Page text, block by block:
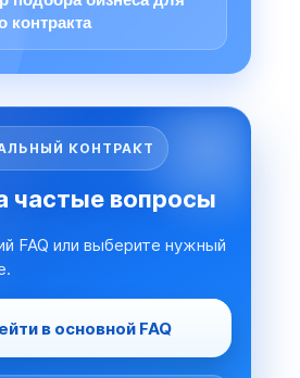
контракта
КОНТРАКТ
частые вопросы
FAQ или выберите нужный
в основной FAQ